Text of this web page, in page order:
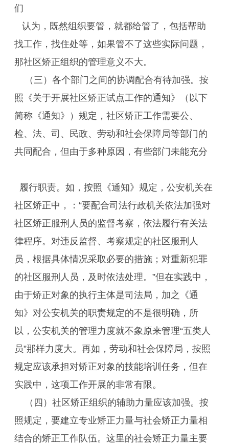
们
认为，既然组织要管，就都给管了，包括帮助
找工作，找住处等，如果管不了这些实际问题，
那社区矫正组织的管理意义不大。
（三）各个部门之间的协调配合有待加强。按
照《关于开展社区矫正试点工作的通知》（以下
简称《通知》）规定，社区矫正工作需要公、
检、法、司、民政、劳动和社会保障局等部门的
共同配合，但由于多种原因，有些部门未能充分
履行职责。如，按照《通知》规定，公安机关在
社区矫正中，：“要配合司法行政机关依法加强对
社区矫正服刑人员的监督考察，依法履行有关法
律程序。对违反监督、考察规定的社区服刑人
员，根据具体情况采取必要的措施；对重新犯罪
的社区服刑人员，及时依法处理。”但在实践中，
由于矫正对象的执行主体是司法局，加之《通
知》对公安机关的职责规定的不是很明确，所
以，公安机关的管理力度就不象原来管理“五类人
员”那样力度大。再如，劳动和社会保障局，按照
规定应该承担对矫正对象的技能培训任务，但在
实践中，这项工作开展的非常有限。
（四）社区矫正组织的辅助力量应该加强。按
照规定，要建立专业矫正力量与社会矫正力量相
结合的矫正工作队伍。这里的社会矫正力量主要